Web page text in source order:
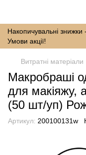
Накопичувальні знижки
Умови акції!
Витратні матеріали
Макробраші
для макіяжу,
(50 шт/уп)
Артикул: 200100131w